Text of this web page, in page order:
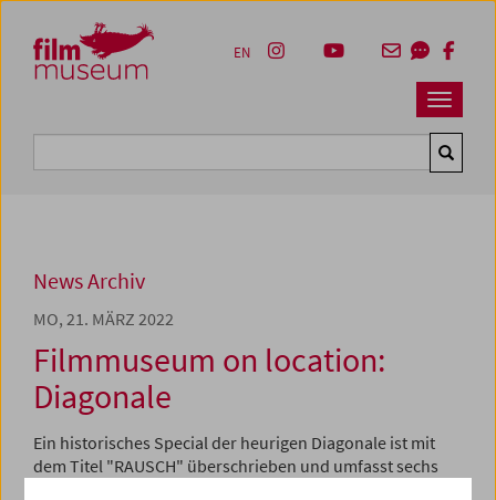
Zum Inhalt
Zum Hauptmenü
Zur Servicenavigation
Zum Suche
Navbar
EN
News Archiv
MO, 21. MÄRZ 2022
Filmmuseum on location:
Diagonale
Ein historisches Special der heurigen Diagonale ist mit
dem Titel "RAUSCH" überschrieben und umfasst sechs